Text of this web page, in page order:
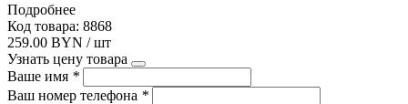
Подробнее
Код товара: 8868
259.00 BYN / шт
Узнать цену товара
Ваше имя *
Ваш номер телефона *